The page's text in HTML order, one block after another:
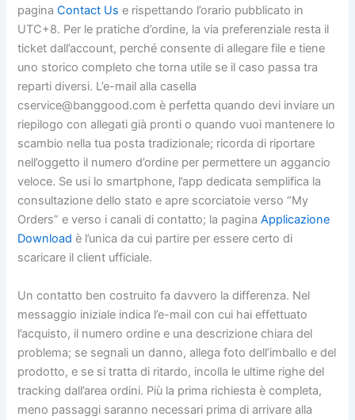
paginaContact Us e rispettando l’orario pubblicato in
UTC+8. Per le pratiche d’ordine, la via preferenziale resta il
ticket dall’account, perché consente di allegare file e tiene
uno storico completo che torna utile se il caso passa tra
reparti diversi. L’e-mail alla casella
cservice@banggood.com è perfetta quando devi inviare un
riepilogo con allegati già pronti o quando vuoi mantenere lo
scambio nella tua posta tradizionale; ricorda di riportare
nell’oggetto il numero d’ordine per permettere un aggancio
veloce. Se usi lo smartphone, l’app dedicata semplifica la
consultazione dello stato e apre scorciatoie verso “My
Orders” e verso i canali di contatto; la paginaApplicazione
Download è l’unica da cui partire per essere certo di
scaricare il client ufficiale.
Un contatto ben costruito fa davvero la differenza. Nel
messaggio iniziale indica l’e-mail con cui hai effettuato
l’acquisto, il numero ordine e una descrizione chiara del
problema; se segnali un danno, allega foto dell’imballo e del
prodotto, e se si tratta di ritardo, incolla le ultime righe del
tracking dall’area ordini. Più la prima richiesta è completa,
meno passaggi saranno necessari prima di arrivare alla